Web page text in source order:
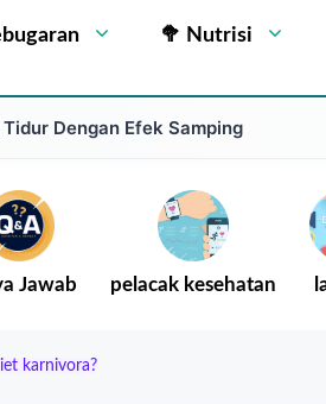
🥦 Nutrisi
Dengan Efek Samping
Jawab pelacak kesehatan
karnivora?